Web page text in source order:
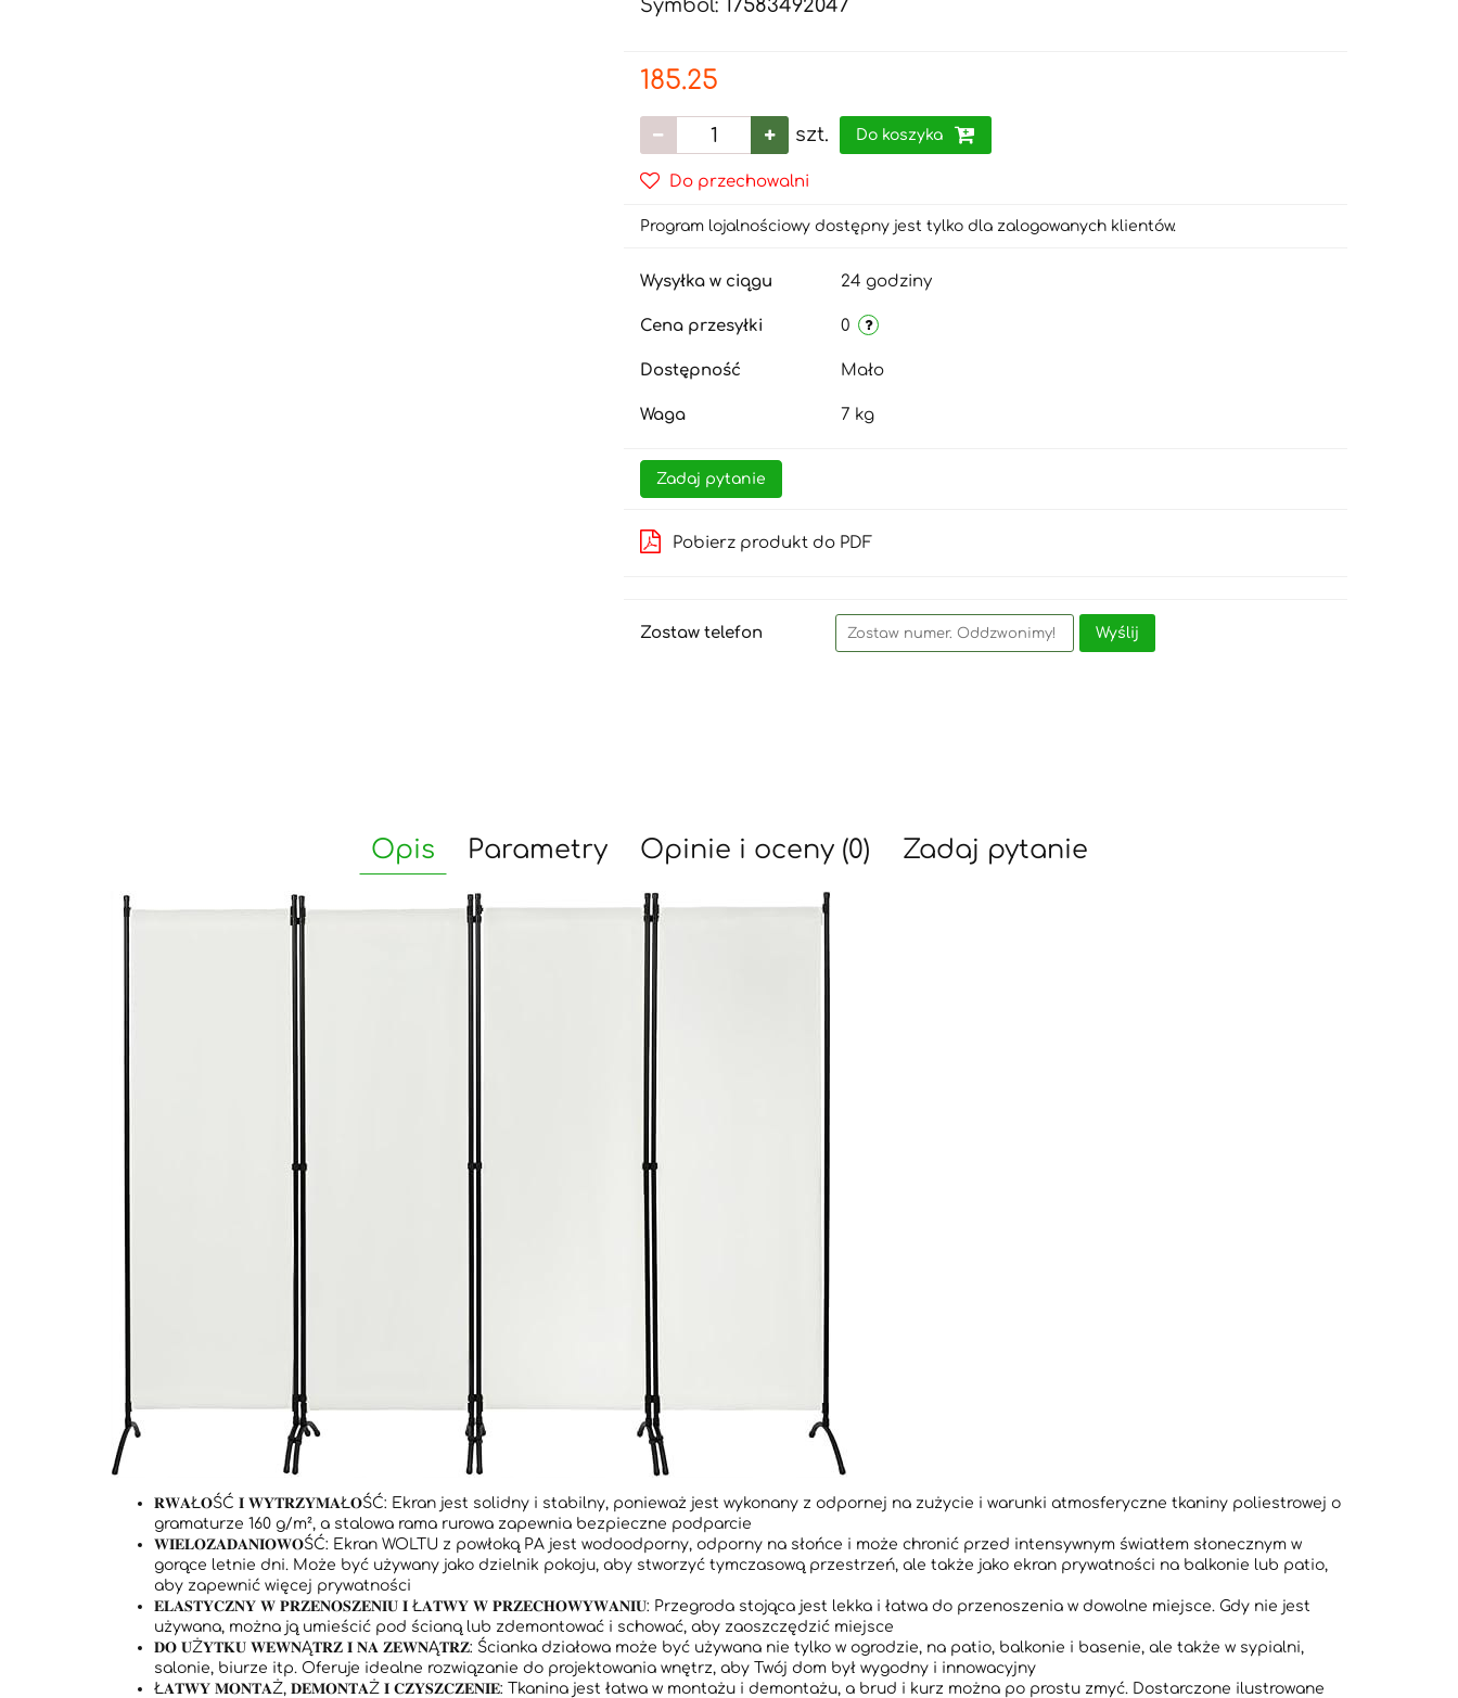
Symbol: 17583492047
185.25
szt. Do koszyka
Do przechowalni
Program lojalnościowy dostępny jest tylko dla zalogowanych klientów.
Wysyłka w ciągu 24 godziny
Cena przesyłki 0
Dostępność Mało
Waga 7 kg
Zadaj pytanie
Pobierz produkt do PDF
Zostaw telefon Wyślij
Opis Parametry Opinie i oceny (0) Zadaj pytanie
𝐑𝐖𝐀Ł𝐎ŚĆ 𝐈 𝐖𝐘𝐓𝐑𝐙𝐘𝐌𝐀Ł𝐎ŚĆ: Ekran jest solidny i stabilny, ponieważ jest wykonany z odpornej na zużycie i warunki atmosferyczne tkaniny poliestrowej o
gramaturze 160 g/m², a stalowa rama rurowa zapewnia bezpieczne podparcie
𝐖𝐈𝐄𝐋𝐎𝐙𝐀𝐃𝐀𝐍𝐈𝐎𝐖𝐎ŚĆ: Ekran WOLTU z powłoką PA jest wodoodporny, odporny na słońce i może chronić przed intensywnym światłem słonecznym w
gorące letnie dni. Może być używany jako dzielnik pokoju, aby stworzyć tymczasową przestrzeń, ale także jako ekran prywatności na balkonie lub patio,
aby zapewnić więcej prywatności
𝐄𝐋𝐀𝐒𝐓𝐘𝐂𝐙𝐍𝐘 𝐖 𝐏𝐑𝐙𝐄𝐍𝐎𝐒𝐙𝐄𝐍𝐈𝐔 𝐈 Ł𝐀𝐓𝐖𝐘 𝐖 𝐏𝐑𝐙𝐄𝐂𝐇𝐎𝐖𝐘𝐖𝐀𝐍𝐈𝐔: Przegroda stojąca jest lekka i łatwa do przenoszenia w dowolne miejsce. Gdy nie jest
używana, można ją umieścić pod ścianą lub zdemontować i schować, aby zaoszczędzić miejsce
𝐃𝐎 𝐔Ż𝐘𝐓𝐊𝐔 𝐖𝐄𝐖𝐍Ą𝐓𝐑𝐙 𝐈 𝐍𝐀 𝐙𝐄𝐖𝐍Ą𝐓𝐑𝐙: Ścianka działowa może być używana nie tylko w ogrodzie, na patio, balkonie i basenie, ale także w sypialni,
salonie, biurze itp. Oferuje idealne rozwiązanie do projektowania wnętrz, aby Twój dom był wygodny i innowacyjny
Ł𝐀𝐓𝐖𝐘 𝐌𝐎𝐍𝐓𝐀Ż, 𝐃𝐄𝐌𝐎𝐍𝐓𝐀Ż 𝐈 𝐂𝐙𝐘𝐒𝐙𝐂𝐙𝐄𝐍𝐈𝐄: Tkanina jest łatwa w montażu i demontażu, a brud i kurz można po prostu zmyć. Dostarczone ilustrowane